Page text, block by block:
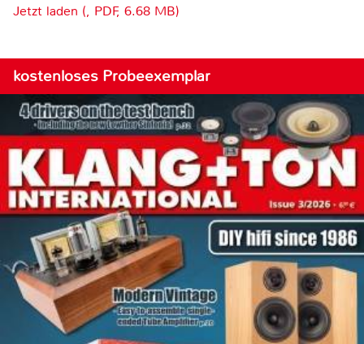
Jetzt laden (, PDF, 6.68 MB)
kostenloses Probeexemplar